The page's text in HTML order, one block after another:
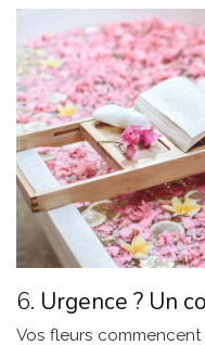
6. Urgence ? Un
Vos fleurs